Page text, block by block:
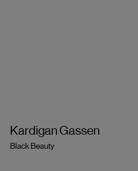
Kardigan Gassen
Black Beauty